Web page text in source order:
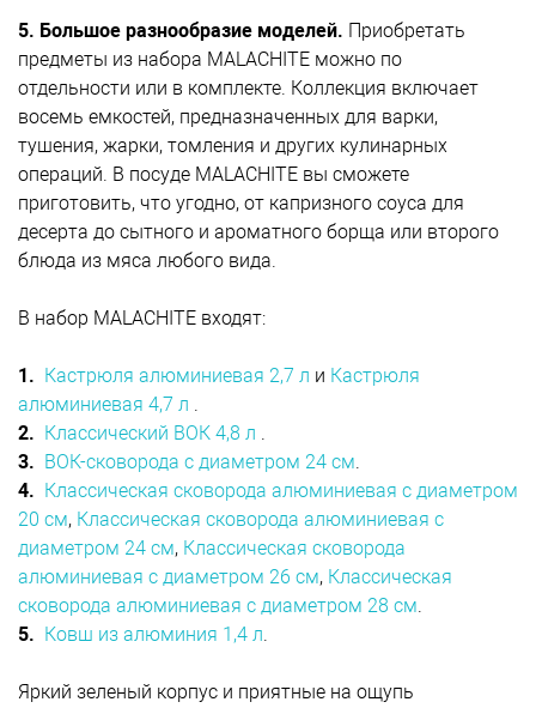
5. Большое разнообразие моделей. Приобретать
предметы из набора MALACHITE можно по
отдельности или в комплекте. Коллекция включает
восемь емкостей, предназначенных для варки,
тушения, жарки, томления и других кулинарных
операций. В посуде MALACHITE вы сможете
приготовить, что угодно, от капризного соуса для
десерта до сытного и ароматного борща или второго
блюда из мяса любого вида.
В набор MALACHITE входят:
1. Кастрюля алюминиевая 2,7 л и Кастрюля
алюминиевая 4,7 л .
2. Классический ВОК 4,8 л .
3. ВОК-сковорода с диаметром 24 см.
4. Классическая сковорода алюминиевая с диаметром
20 см, Классическая сковорода алюминиевая с
диаметром 24 см, Классическая сковорода
алюминиевая с диаметром 26 см, Классическая
сковорода алюминиевая с диаметром 28 см.
5. Ковш из алюминия 1,4 л.
Яркий зеленый корпус и приятные на ощупь